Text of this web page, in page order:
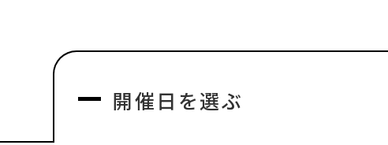
開催日を選ぶ